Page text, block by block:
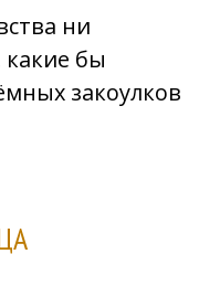
ни
какие бы
закоулков